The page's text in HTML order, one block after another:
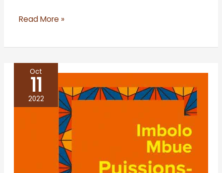
Read More »
Oct
11
2022
nous
longtemps